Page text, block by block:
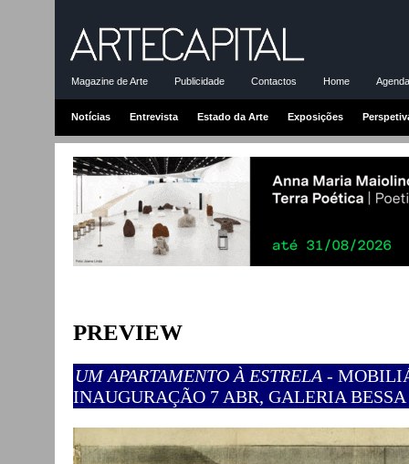
Magazine de Arte Publicidade Contactos Home
Notícias Entrevista Estado da Arte Exposições
PREVIEW
UM APARTAMENTO À ESTRELA -
INAUGURAÇÃO 7 ABR, GALERIA